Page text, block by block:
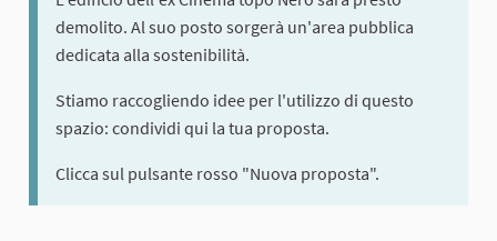
demolito. Al suo posto sorgerà un'area pubblica
dedicata alla sostenibilità.
Stiamo raccogliendo idee per l'utilizzo di questo
spazio: condividi qui la tua proposta.
Clicca sul pulsante rosso "Nuova proposta".